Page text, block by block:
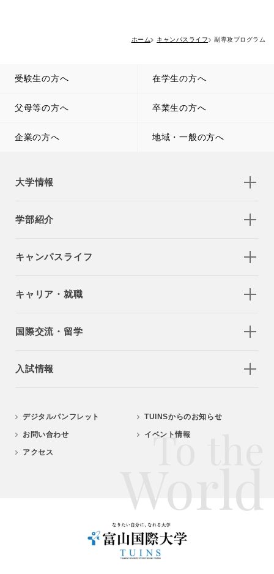
ホーム キャンパスライフ 副専攻プログラム
受験生の方へ 在学生の方へ
父母等の方へ 卒業生の方へ
企業の方へ 地域・一般の方へ
大学情報
学部紹介
キャンパスライフ
キャリア・就職
国際交流・留学
入試情報
デジタルパンフレット
お問い合わせ
アクセス
TUINSからのお知らせ
イベント情報
To the
World